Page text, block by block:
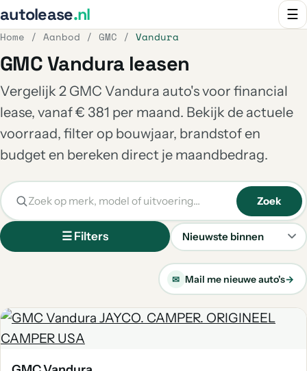
autolease.nl ☰
Home / Aanbod / GMC / Vandura
GMC Vandura leasen
Vergelijk 2 GMC Vandura auto's voor financial
lease, vanaf € 381 per maand. Bekijk de actuele
voorraad, filter op bouwjaar, brandstof en
budget en bereken direct je maandbedrag.
☰ Filters
Sorteren
Zoek
✉ Mail me nieuwe auto's→